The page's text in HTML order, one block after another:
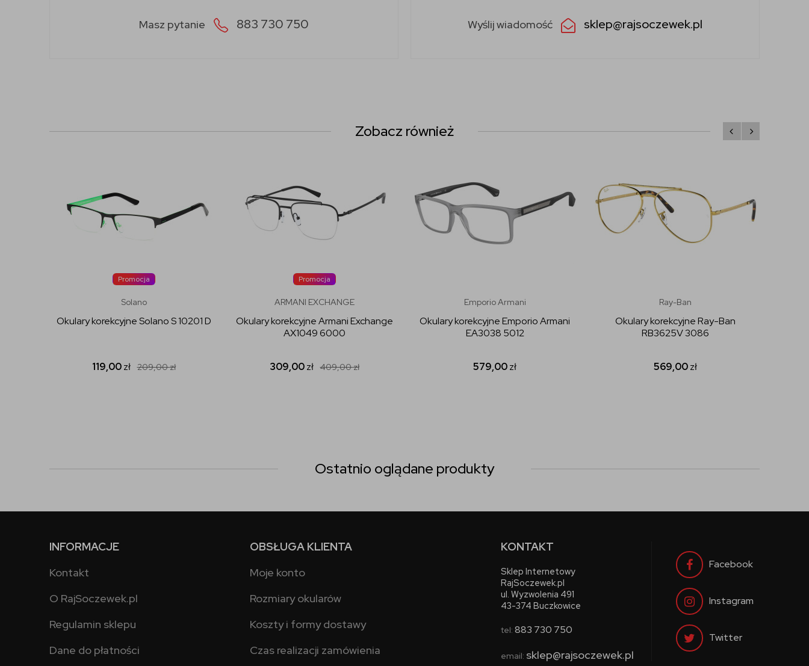
Masz pytanie 883 730 750 Wyślij wiadomość sklep@rajsoczewek.pl
Zobacz również
Promocja
Solano
Okulary korekcyjne Solano S 10201 D
119,00zł 209,00zł
Promocja
ARMANI EXCHANGE
Okulary korekcyjne Armani Exchange
AX1049 6000
309,00zł 409,00zł
Emporio Armani
Okulary korekcyjne Emporio Armani
EA3038 5012
579,00zł
Ray-Ban
Okulary korekcyjne Ray-Ban
RB3625V 3086
569,00zł
Ostatnio oglądane produkty
INFORMACJE
Kontakt
O RajSoczewek.pl
Regulamin sklepu
Dane do płatności
OBSŁUGA KLIENTA
Moje konto
Rozmiary okularów
Koszty i formy dostawy
Czas realizacji zamówienia
KONTAKT
Sklep Internetowy
RajSoczewek.pl
ul. Wyzwolenia 491
43-374 Buczkowice
tel: 883 730 750
email: sklep@rajsoczewek.pl
Facebook
Instagram
Twitter